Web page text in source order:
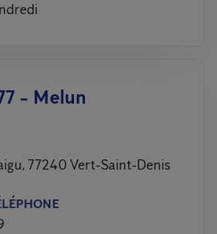
- Melun
77240 Vert-Saint-Denis